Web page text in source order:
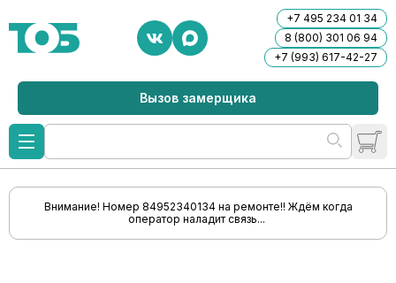
+7 495 234 01 34
8 (800) 301 06 94
+7 (993) 617-42-27
Вызов замерщика
Внимание! Номер 84952340134 на ремонте!! Ждём когда
оператор наладит связь...